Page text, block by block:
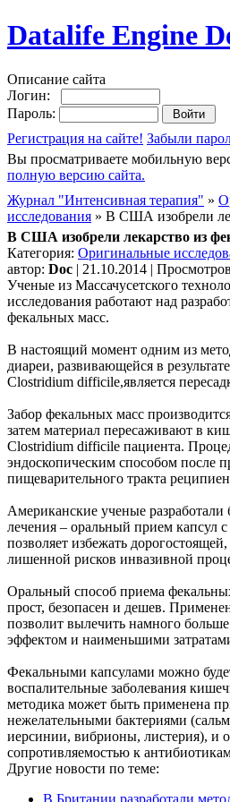
Datalife Engine
Описание сайта
Логин:
Пароль:
Регистрация на сайте! Забыли
Вы просматриваете мобильную
полную версию сайта.
Журнал "Интенсивная терапия" »
исследования » В США изобрели
В США изобрели лекарство из
Категория: Оригинальные
автор: Doc | 21.10.2014 |
Ученые из Массачусетского
исследования работают над
фекальных масс.
В настоящий момент одним из
диареи, развивающейся в
Clostridium difficile,является
Забор фекальных масс
затем материал пересаживают в
Clostridium difficile пациента.
эндоскопическим способом после
пищеварительного тракта
Американские ученые разработали
лечения – оральный прием капсул
позволяет избежать
лишенной рисков инвазивной
Оральный способ приема
прост, безопасен и дешев.
позволит вылечить намного
эффектом и наименьшими
Фекальными капсулами можно
воспалительные заболевания
методика может быть применена
нежелательными бактериями
иерсинии, вибрионы, листерия), и
сопротивляемостью к
Другие новости по теме:
В Британии разработали